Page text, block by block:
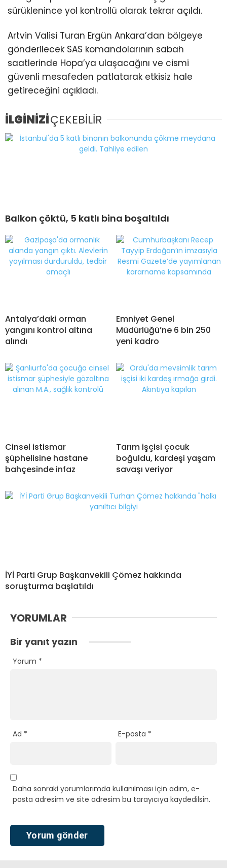
sürüklenince yol kontrollü olarak tekrar açıldı.
Artvin Valisi Turan Ergün Ankara’dan bölgeye
gönderilecek SAS komandolarının sabah
saatlerinde Hopa’ya ulaşacağını ve cismi
güvenli mesafeden patlatarak etkisiz hale
getireceğini açıkladı.
İLGİNİZİÇEKEBİLİR
Balkon çöktü, 5 katlı bina boşaltıldı
Antalya’daki orman
yangını kontrol altına
alındı
Emniyet Genel
Müdürlüğü’ne 6 bin 250
yeni kadro
Cinsel istismar
şüphelisine hastane
bahçesinde infaz
Tarım işçisi çocuk
boğuldu, kardeşi yaşam
savaşı veriyor
İYİ Parti Grup Başkanvekili Çömez hakkında
soruşturma başlatıldı
YORUMLAR
Bir yanıt yazın
Yorum *
Ad * E-posta *
Daha sonraki yorumlarımda kullanılması için adım, e-
posta adresim ve site adresim bu tarayıcıya kaydedilsin.